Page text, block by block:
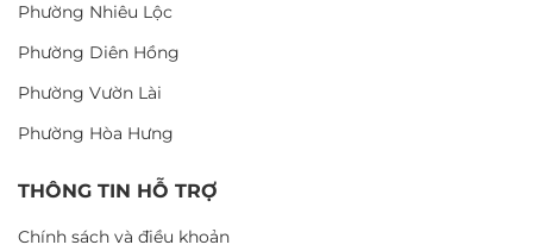
Phường Nhiêu Lộc
Phường Diên Hồng
Phường Vườn Lài
Phường Hòa Hưng
THÔNG TIN HỖ TRỢ
Chính sách và điều khoản